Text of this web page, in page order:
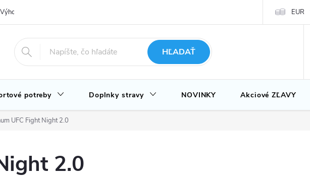
Výhody nákupu u nás EUR
HĽADAŤ
potreby Doplnky stravy NOVINKY Akciové ZĽAVY
UFC Fight Night 2.0
2.0